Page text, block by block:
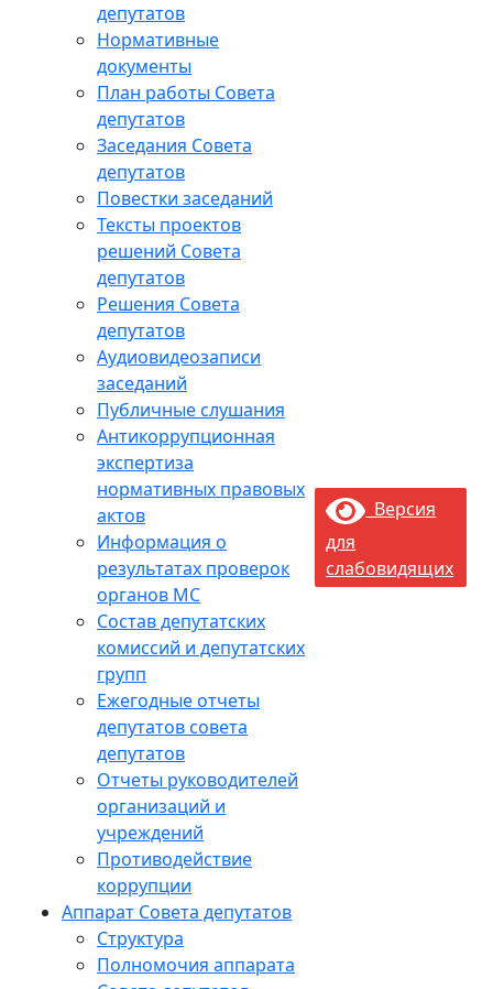
депутатов
Нормативные
документы
План работы Совета
депутатов
Заседания Cовета
депутатов
Повестки заседаний
Тексты проектов
решений Совета
депутатов
Решения Совета
депутатов
Аудиовидеозаписи
заседаний
Публичные слушания
Антикоррупционная
экспертиза
нормативных правовых
актов
Информация о
результатах проверок
органов МС
Состав депутатских
комиссий и депутатских
групп
Ежегодные отчеты
депутатов совета
депутатов
Отчеты руководителей
организаций и
учреждений
Противодействие
коррупции
Аппарат Совета депутатов
Структура
Полномочия аппарата
Версия
для
слабовидящих